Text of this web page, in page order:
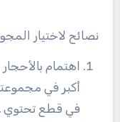
نصائح لاختيار
اهتمام
أكبر في
في قطع تحتوي